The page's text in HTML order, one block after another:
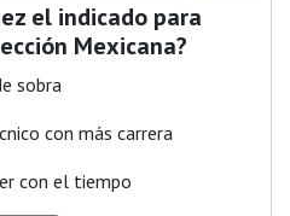
el indicado para
Mexicana?
sobra
con más carrera
con el tiempo